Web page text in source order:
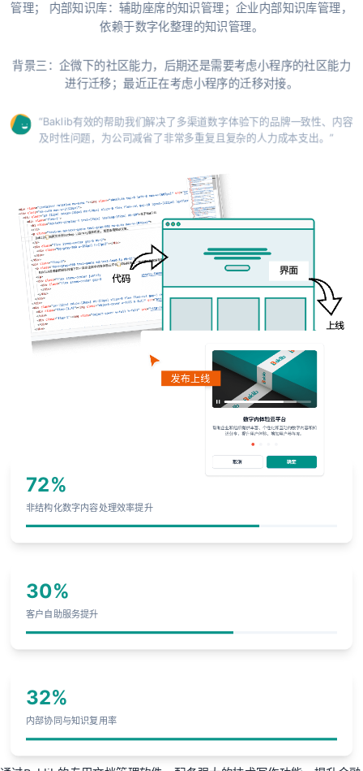
管理； 内部知识库：辅助座席的知识管理；企业内部知识库管理，
依赖于数字化整理的知识管理。
背景三：企微下的社区能力，后期还是需要考虑小程序的社区能力
进行迁移；最近正在考虑小程序的迁移对接。
“Baklib有效的帮助我们解决了多渠道数字体验下的品牌一致性、内容
及时性问题，为公司减省了非常多重复且复杂的人力成本支出。”
72%
非结构化数字内容处理效率提升
30%
客户自助服务提升
32%
内部协同与知识复用率